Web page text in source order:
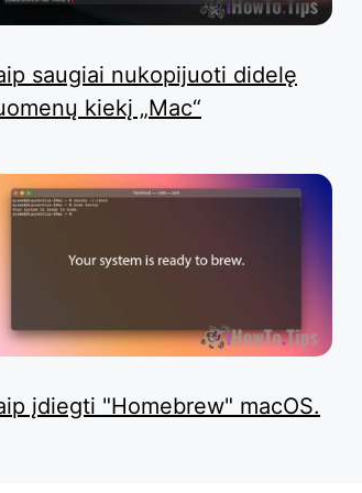
saugiai nukopijuoti didelę
kiekį „Mac“
įdiegti "Homebrew" macOS.